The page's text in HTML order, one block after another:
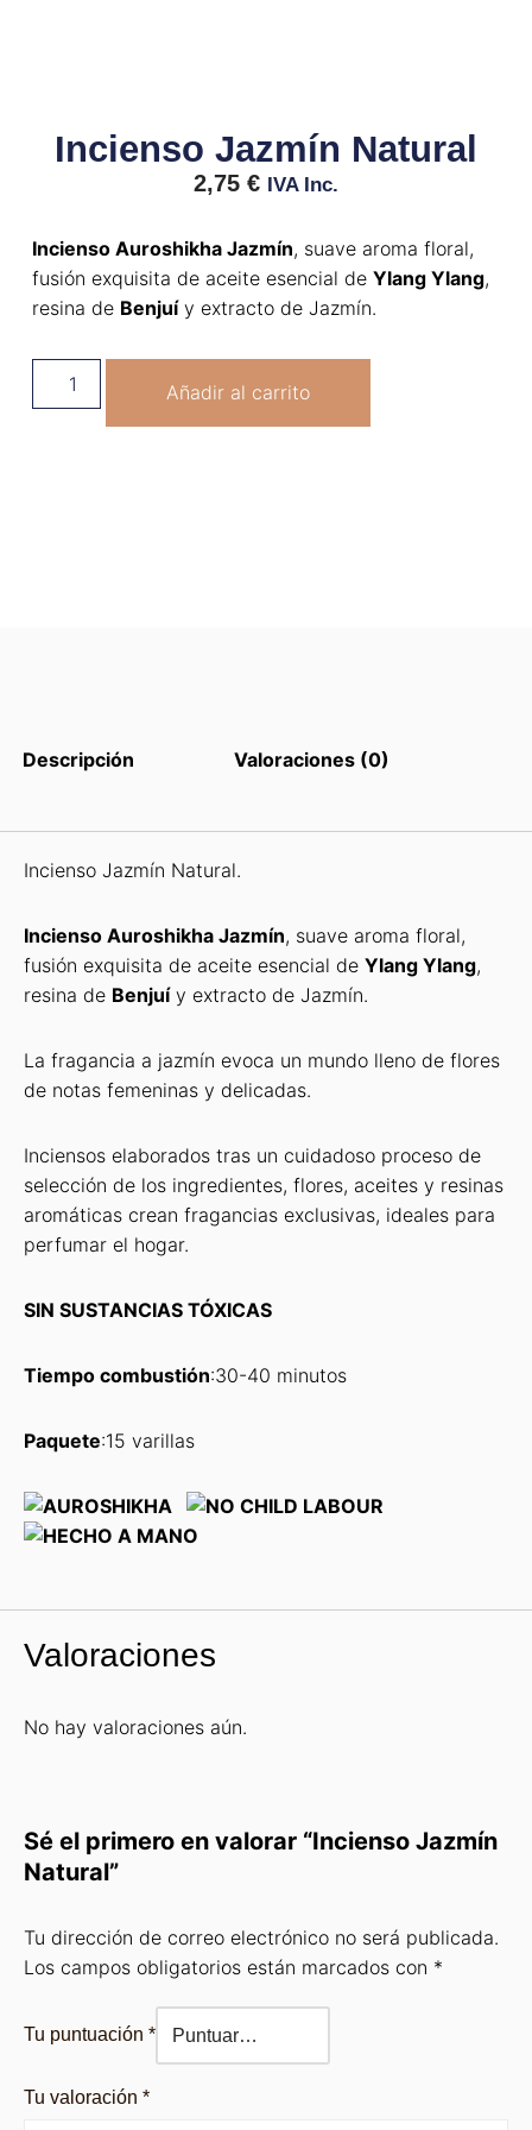
Incienso Jazmín Natural
2,75 € IVA Inc.
Incienso Auroshikha Jazmín, suave aroma floral,
fusión exquisita de aceite esencial de Ylang Ylang,
resina de Benjuíy extracto de Jazmín.
Añadir al carrito
Descripción Valoraciones (0)
Incienso Jazmín Natural.
Incienso Auroshikha Jazmín, suave aroma floral,
fusión exquisita de aceite esencial de Ylang Ylang,
resina de Benjuíy extracto de Jazmín.
La fragancia a jazmín evoca un mundo lleno de flores
de notas femeninas y delicadas.
Inciensos elaborados tras un cuidadoso proceso de
selección de los ingredientes, flores, aceites y resinas
aromáticas crean fragancias exclusivas, ideales para
perfumar el hogar.
SIN SUSTANCIAS TÓXICAS
Tiempo combustión:30-40 minutos
Paquete:15 varillas
Valoraciones
No hay valoraciones aún.
Sé el primero en valorar “Incienso Jazmín
Natural”
Tu dirección de correo electrónico no será publicada.
Los campos obligatorios están marcados con *
Tu puntuación *
Tu valoración *